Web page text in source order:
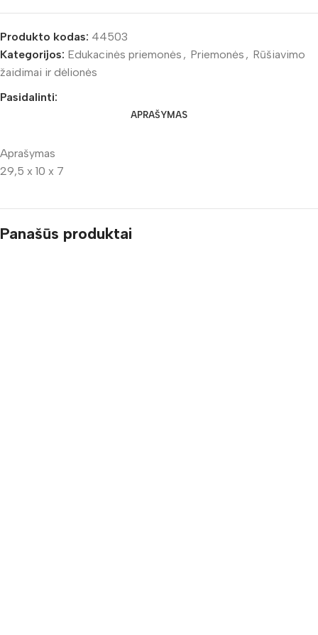
Produkto kodas: 44503
Kategorijos: Edukacinės priemonės , Priemonės , Rūšiavimo
žaidimai ir dėlionės
Pasidalinti:
APRAŠYMAS
Aprašymas
29,5 x 10 x 7
Panašūs produktai